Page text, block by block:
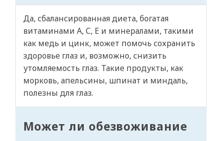
Да, сбалансированная диета, богатая
витаминами А, С, Е и минералами, такими
как медь и цинк, может помочь сохранить
здоровье глаз и, возможно, снизить
утомляемость глаз. Такие продукты, как
морковь, апельсины, шпинат и миндаль,
полезны для глаз.
Может ли обезвоживание